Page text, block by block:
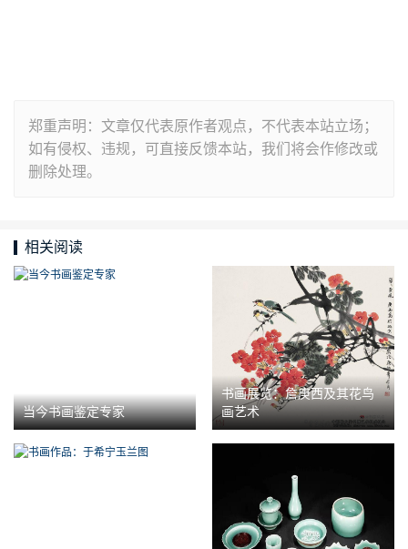
郑重声明：文章仅代表原作者观点，不代表本站立场；
如有侵权、违规，可直接反馈本站，我们将会作修改或
删除处理。
相关阅读
当今书画鉴定专家
书画展览：詹庚西及其花鸟
画艺术